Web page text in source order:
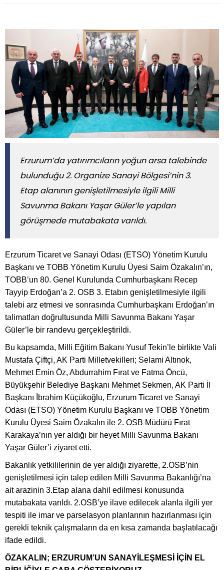
Erzurum’da yatırımcıların yoğun arsa talebinde
bulunduğu 2. Organize Sanayi Bölgesi’nin 3.
Etap alanının genişletilmesiyle ilgili Milli
Savunma Bakanı Yaşar Güler’le yapılan
görüşmede mutabakata varıldı.
Erzurum Ticaret ve Sanayi Odası (ETSO) Yönetim Kurulu
Başkanı ve TOBB Yönetim Kurulu Üyesi Saim Özakalın’ın,
TOBB’un 80. Genel Kurulunda Cumhurbaşkanı Recep
Tayyip Erdoğan’a 2. OSB 3. Etabın genişletilmesiyle ilgili
talebi arz etmesi ve sonrasında Cumhurbaşkanı Erdoğan’ın
talimatları doğrultusunda Milli Savunma Bakanı Yaşar
Güler’le bir randevu gerçekleştirildi.
Bu kapsamda, Milli Eğitim Bakanı Yusuf Tekin’le birlikte Vali
Mustafa Çiftçi, AK Parti Milletvekilleri; Selami Altınok,
Mehmet Emin Öz, Abdurrahim Fırat ve Fatma Öncü,
Büyükşehir Belediye Başkanı Mehmet Sekmen, AK Parti İl
Başkanı İbrahim Küçükoğlu, Erzurum Ticaret ve Sanayi
Odası (ETSO) Yönetim Kurulu Başkanı ve TOBB Yönetim
Kurulu Üyesi Saim Özakalın ile 2. OSB Müdürü Fırat
Karakaya’nın yer aldığı bir heyet Milli Savunma Bakanı
Yaşar Güler’i ziyaret etti.
Bakanlık yetkililerinin de yer aldığı ziyarette, 2.OSB’nin
genişletilmesi için talep edilen Milli Savunma Bakanlığı’na
ait arazinin 3.Etap alana dahil edilmesi konusunda
mutabakata varıldı. 2.OSB’ye ilave edilecek alanla ilgili yer
tespiti ile imar ve parselasyon planlarının hazırlanması için
gerekli teknik çalışmaların da en kısa zamanda başlatılacağı
ifade edildi.
ÖZAKALIN; ERZURUM’UN SANAYİLEŞMESİ İÇİN EL